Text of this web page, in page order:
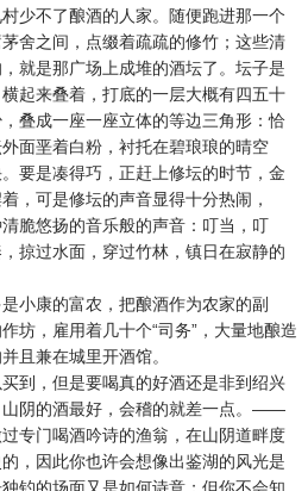
少不了酿酒的人家。随便跑进那一个
舍之间，点缀着疏疏的修竹；这些清
就是那广场上成堆的酒坛了。坛子是
起来叠着，打底的一层大概有四五十
叠成一座一座立体的等边三角形：恰
面垩着白粉，衬托在碧琅琅的晴空
要是凑得巧，正赶上修坛的时节，金
，可是修坛的声音显得十分热闹，
脆悠扬的音乐般的声音：叮当，叮
掠过水面，穿过竹林，镇日在寂静的
小康的富农，把酿酒作为农家的副
坊，雇用着几十个“司务”，大量地酿造
且兼在城里开酒馆。
到，但是要喝真的好酒还是非到绍兴
山阴的酒最好，会稽的就差一点。——
专门喝酒吟诗的渔翁，在山阴道畔度
，因此你也许会想像出鉴湖的风光是
钓的场面又是如何诗意；但你不会知